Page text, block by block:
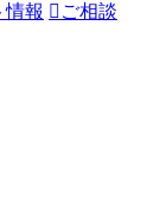
情報 ご相談